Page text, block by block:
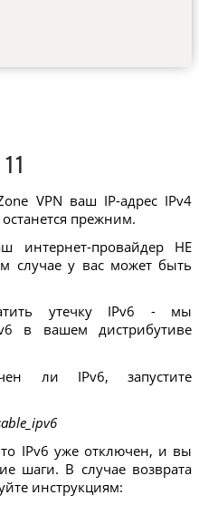
VPN ваш IP-адрес IPv4
прежним.
интернет-провайдер НЕ
случае у вас может быть
утечку IPv6 - мы
в вашем дистрибутиве
ли IPv6, запустите
IPv6 уже отключен, и вы
шаги. В случае возврата
инструкциям: